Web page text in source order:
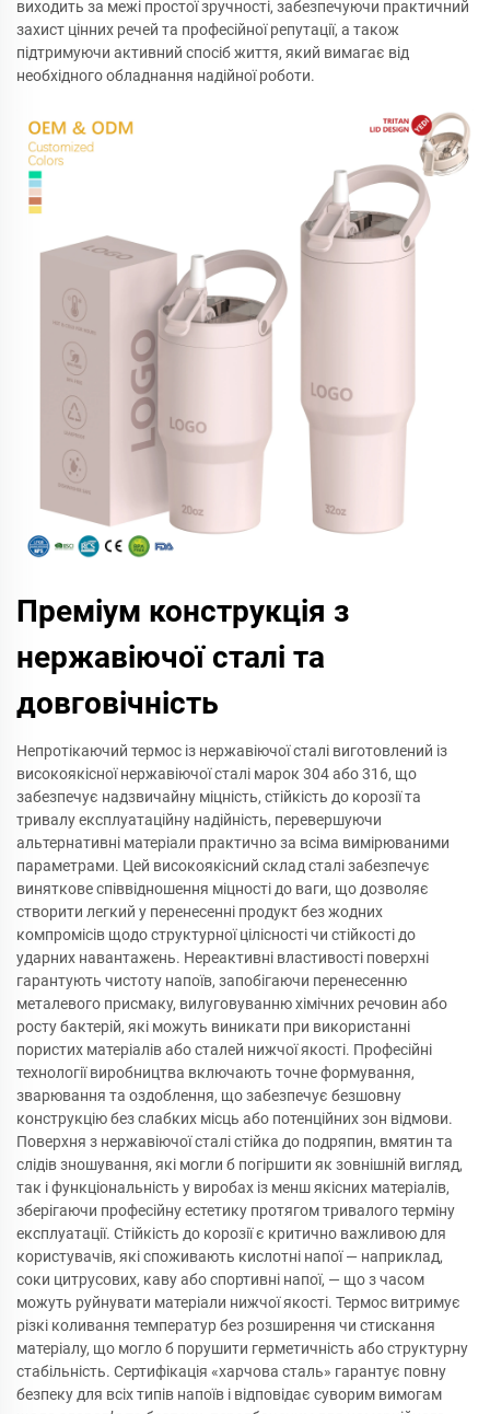
виходить за межі простої зручності, забезпечуючи практичний
захист цінних речей та професійної репутації, а також
підтримуючи активний спосіб життя, який вимагає від
необхідного обладнання надійної роботи.
Преміум конструкція з
нержавіючої сталі та
довговічність
Непротікаючий термос із нержавіючої сталі виготовлений із
високоякісної нержавіючої сталі марок 304 або 316, що
забезпечує надзвичайну міцність, стійкість до корозії та
тривалу експлуатаційну надійність, перевершуючи
альтернативні матеріали практично за всіма вимірюваними
параметрами. Цей високоякісний склад сталі забезпечує
виняткове співвідношення міцності до ваги, що дозволяє
створити легкий у перенесенні продукт без жодних
компромісів щодо структурної цілісності чи стійкості до
ударних навантажень. Нереактивні властивості поверхні
гарантують чистоту напоїв, запобігаючи перенесенню
металевого присмаку, вилуговуванню хімічних речовин або
росту бактерій, які можуть виникати при використанні
пористих матеріалів або сталей нижчої якості. Професійні
технології виробництва включають точне формування,
зварювання та оздоблення, що забезпечує безшовну
конструкцію без слабких місць або потенційних зон відмови.
Поверхня з нержавіючої сталі стійка до подряпин, вмятин та
слідів зношування, які могли б погіршити як зовнішній вигляд,
так і функціональність у виробах із менш якісних матеріалів,
зберігаючи професійну естетику протягом тривалого терміну
експлуатації. Стійкість до корозії є критично важливою для
користувачів, які споживають кислотні напої — наприклад,
соки цитрусових, каву або спортивні напої, — що з часом
можуть руйнувати матеріали нижчої якості. Термос витримує
різкі коливання температур без розширення чи стискання
матеріалу, що могло б порушити герметичність або структурну
стабільність. Сертифікація «харчова сталь» гарантує повну
безпеку для всіх типів напоїв і відповідає суворим вимогам